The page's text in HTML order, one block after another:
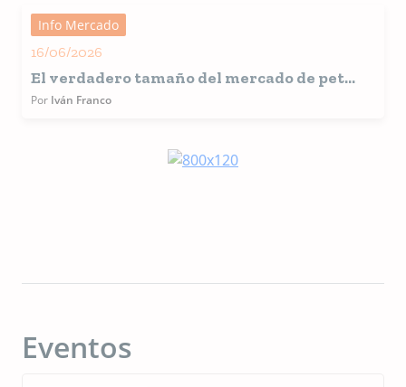
alimentación de mascotas
Info Mercado
16/06/2026
El verdadero tamaño del mercado de pet
food América Latina
Por Iván Franco
Eventos